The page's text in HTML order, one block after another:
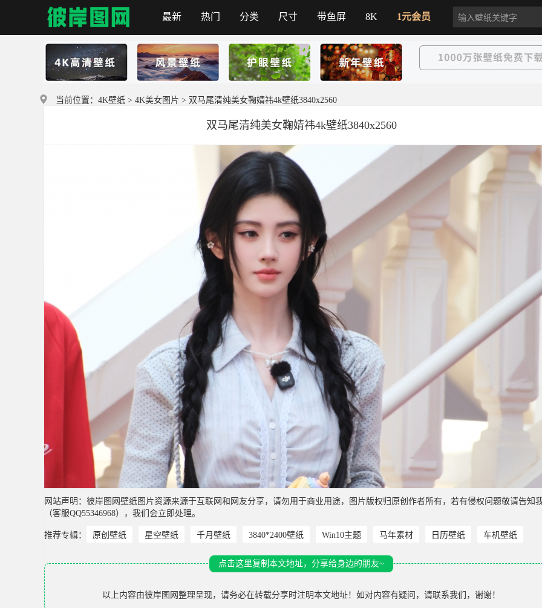
彼岸图网
最新 热门 分类 尺寸 带鱼屏 8K 1元会员
当前位置： 4K壁纸 > 4K美女图片 > 双马尾清纯美女鞠婧祎4k壁纸3840x2560
双马尾清纯美女鞠婧祎4k壁纸3840x2560
网站声明：彼岸图网壁纸图片资源来源于互联网和网友分享，请勿用于商业用途，图片版权归原创作者所有，若有侵权问题敬请告知
（客服QQ55346968），我们会立即处理。
推荐专辑： 原创壁纸 星空壁纸 千月壁纸 3840*2400壁纸 Win10主题 马年素材 日历壁纸 车机壁纸
点击这里复制本文地址，分享给身边的朋友~
以上内容由彼岸图网 整理呈现，请务必在转载分享时注明本文地址！如对内容有疑问，请联系我们，谢谢！